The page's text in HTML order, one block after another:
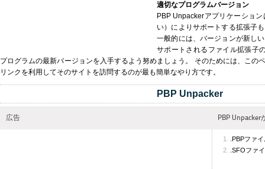
適切なプログラムバージョン
PBP Unpackerアプリケーショ
い）によりサポートする拡張子
一般的には、バージョンが新し
サポートされるファイル拡張子
プログラムの最新バージョンを入手するよう努めましょう。 そのためには、この
リンクを利用してそのサイトを訪問するのが最も簡単なやり方です。
PBP Unpacker
広告 PBP
.PBPファ
.SFOファ